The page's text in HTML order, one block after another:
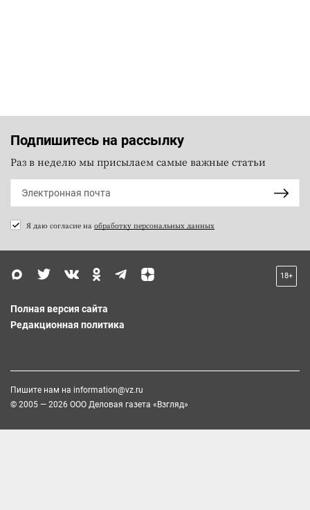
Подпишитесь на рассылку
Раз в неделю мы присылаем самые важные статьи
Я даю согласие на обработку персональных данных
18+
Полная версия сайта
Редакционная политика
Пишите нам на information@vz.ru
© 2005 — 2026 ООО Деловая газета «Взгляд»